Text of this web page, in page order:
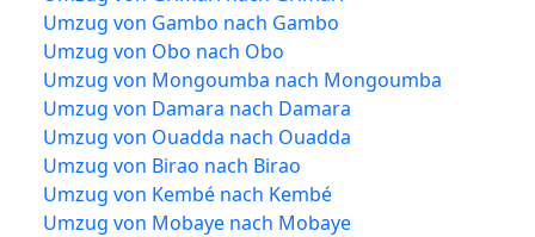
Umzug von Gambo nach Gambo
Umzug von Obo nach Obo
Umzug von Mongoumba nach Mongoumba
Umzug von Damara nach Damara
Umzug von Ouadda nach Ouadda
Umzug von Birao nach Birao
Umzug von Kembé nach Kembé
Umzug von Mobaye nach Mobaye